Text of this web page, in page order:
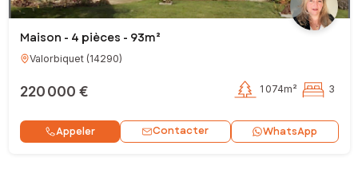
Maison - 4 pièces - 93m²
Valorbiquet(14290)
220 000 € 1 074m² 3
Appeler Contacter WhatsApp